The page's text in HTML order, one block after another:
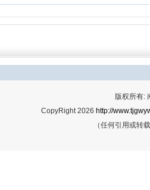
版权所有:
CopyRight 2026 http://
（任何引用或转